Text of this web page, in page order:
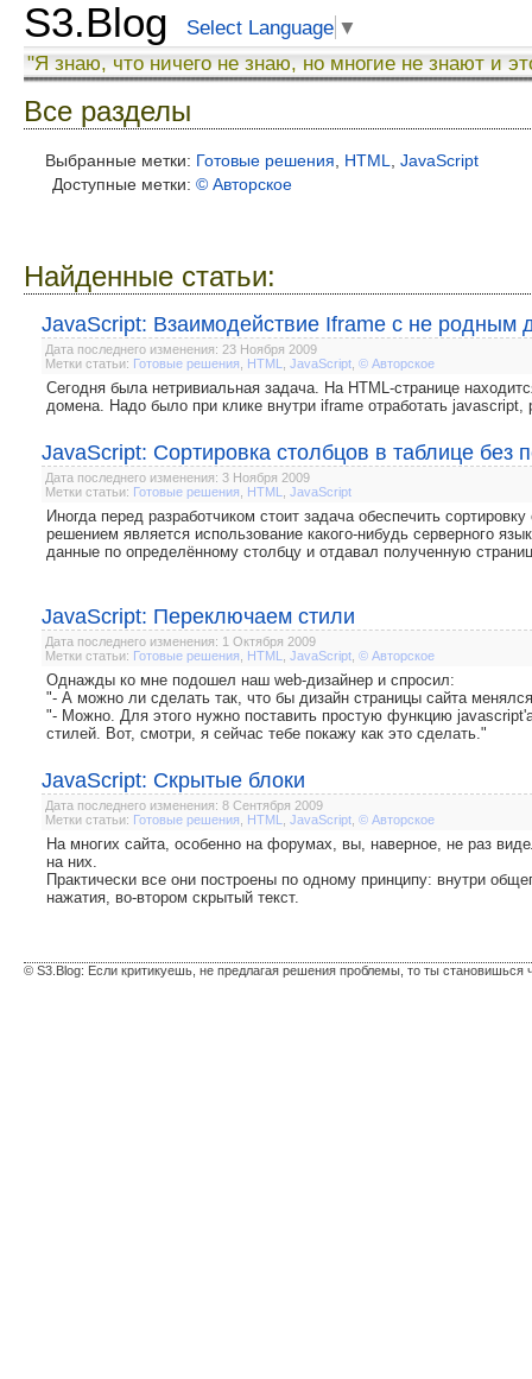
S3.Blog Select Language ▼
"Я знаю, что ничего не знаю, но многие не знают и
Все разделы
Выбранные метки: Готовые решения HTML
JavaScript
Доступные метки: © Авторское
Найденные статьи:
JavaScript: Взаимодействие Iframe с не родным
Дата последнего изменения: 23 Ноября 2009
Метки статьи: Готовые решения HTML JavaScript © Авторское
Сегодня была нетривиальная задача. На HTML-странице
домена. Надо было при клике внутри iframe отработать
JavaScript: Сортировка столбцов в таблице без
Дата последнего изменения: 3 Ноября 2009
Метки статьи: Готовые решения HTML JavaScript
Иногда перед разработчиком стоит задача обеспечить
решением является использование какого-нибудь серверного
данные по определённому столбцу и отдавал полученную
JavaScript: Переключаем стили
Дата последнего изменения: 1 Октября 2009
Метки статьи: Готовые решения HTML JavaScript © Авторское
Однажды ко мне подошел наш web-дизайнер и спросил:
"- А можно ли сделать так, что бы дизайн страницы сайта
"- Можно. Для этого нужно поставить простую функцию
стилей. Вот, смотри, я сейчас тебе покажу как это сделать."
JavaScript: Скрытые блоки
Дата последнего изменения: 8 Сентября 2009
Метки статьи: Готовые решения HTML JavaScript © Авторское
На многих сайта, особенно на форумах, вы, наверное, не раз
на них.
Практически все они построены по одному принципу: внутри
нажатия, во-втором скрытый текст.
© S3.Blog: Если критикуешь, не предлагая решения проблемы, то ты становишься